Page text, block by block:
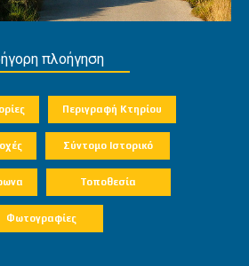
πλοήγηση
Περιγραφή Κτηρίου
Σύντομο Ιστορικό
Τοποθεσία
Φωτογραφίες